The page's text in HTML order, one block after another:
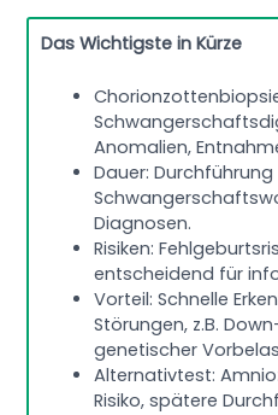
Das Wichtigste in Kürze
Anomalien,
Dauer: Durchführung
Diagnosen.
Risiken:
entscheidend für
Vorteil: Schnelle
Störungen, z.B.
genetischer
Alternativtest:
Risiko, spätere